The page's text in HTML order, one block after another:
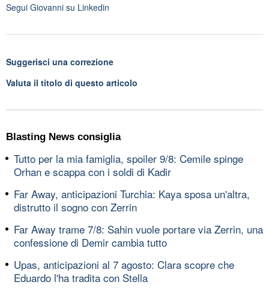
Segui Giovanni su Linkedin
Suggerisci una correzione
Valuta il titolo di questo articolo
Blasting News consiglia
Tutto per la mia famiglia, spoiler 9/8: Cemile spinge
Orhan e scappa con i soldi di Kadir
Far Away, anticipazioni Turchia: Kaya sposa un'altra,
distrutto il sogno con Zerrin
Far Away trame 7/8: Sahin vuole portare via Zerrin, una
confessione di Demir cambia tutto
Upas, anticipazioni al 7 agosto: Clara scopre che
Eduardo l'ha tradita con Stella